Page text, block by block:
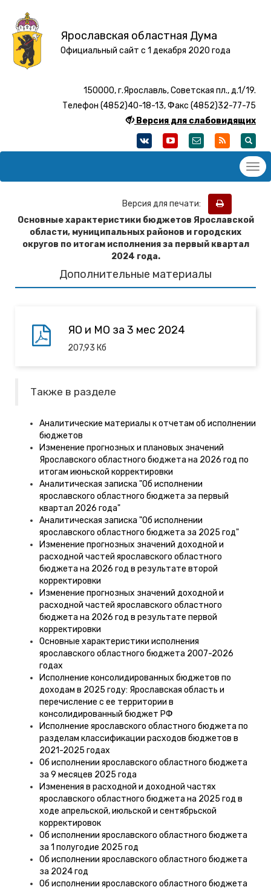
Ярославская областная Дума
Официальный сайт с 1 декабря 2020 года
150000, г.Ярославль, Советская пл., д.1/19.
Телефон (4852)40-18-13, Факс (4852)32-77-75
Версия для слабовидящих
Версия для печати:
Основные характеристики бюджетов Ярославской
области, муниципальных районов и городских
округов по итогам исполнения за первый квартал
2024 года.
Дополнительные материалы
ЯО и МО за 3 мес 2024
207,93 Кб
Также в разделе
Аналитические материалы к отчетам об исполнении
бюджетов
Изменение прогнозных и плановых значений
Ярославского областного бюджета на 2026 год по
итогам июньской корректировки
Аналитическая записка "Об исполнении
ярославского областного бюджета за первый
квартал 2026 года"
Аналитическая записка "Об исполнении
ярославского областного бюджета за 2025 год"
Изменение прогнозных значений доходной и
расходной частей ярославского областного
бюджета на 2026 год в результате второй
корректировки
Изменение прогнозных значений доходной и
расходной частей ярославского областного
бюджета на 2026 год в результате первой
корректировки
Основные характеристики исполнения
ярославского областного бюджета 2007-2026
годах
Исполнение консолидированных бюджетов по
доходам в 2025 году: Ярославская область и
перечисление с ее территории в
консолидированный бюджет РФ
Исполнение ярославского областного бюджета по
разделам классификации расходов бюджетов в
2021-2025 годах
Об исполнении ярославского областного бюджета
за 9 месяцев 2025 года
Изменения в расходной и доходной частях
ярославского областного бюджета на 2025 год в
ходе апрельской, июльской и сентябрьской
корректировок
Об исполнении ярославского областного бюджета
за 1 полугодие 2025 год
Об исполнении ярославского областного бюджета
за 2024 год
Об исполнении ярославского областного бюджета